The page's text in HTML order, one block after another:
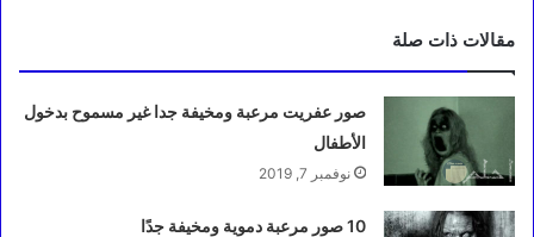
مقالات ذات صلة
صور عفريت مرعبة ومخيفة جدا غير مسموح بدخول
الأطفال
نوفمبر 7, 2019
10 صور مرعبة دموية ومخيفة جدًا